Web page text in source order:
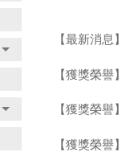
【最新消息】
【獲獎榮譽】
【獲獎榮譽】
【獲獎榮譽】